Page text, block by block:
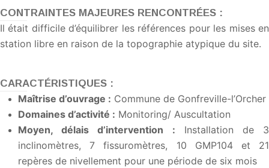
CONTRAINTES MAJEURES RENCONTRÉES :
Il était difficile d’équilibrer les références pour les mises en
station libre en raison de la topographie atypique du site.
CARACTÉRISTIQUES :
Maîtrise d’ouvrage : Commune de Gonfreville-l’Orcher
Domaines d’activité : Monitoring/ Auscultation
Moyen, délais d’intervention : Installation de 3
inclinomètres, 7 fissuromètres, 10 GMP104 et 21
repères de nivellement pour une période de six mois